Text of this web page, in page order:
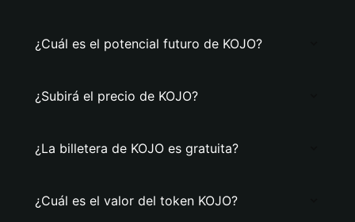
¿Cuál es el potencial futuro de KOJO?
¿Subirá el precio de KOJO?
¿La billetera de KOJO es gratuita?
¿Cuál es el valor del token KOJO?